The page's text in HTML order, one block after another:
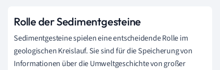
Rolle der Sedimentgesteine
Sedimentgesteine spielen eine entscheidende Rolle im
geologischen Kreislauf. Sie sind für die Speicherung von
Informationen über die Umweltgeschichte von großer